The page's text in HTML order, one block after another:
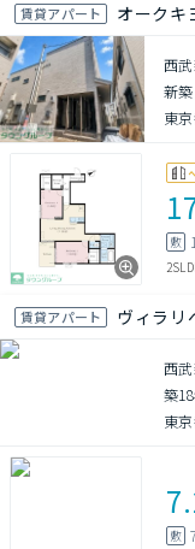
賃貸アパート オークキ
西
新築
東
敷
賃貸アパート ヴィラリ
西
築
東
敷